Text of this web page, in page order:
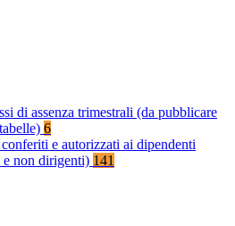
di assenza trimestrali (da pubblicare
6
e autorizzati ai dipendenti
non dirigenti) 141